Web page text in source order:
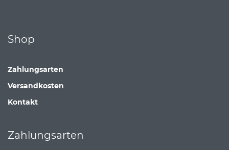
Shop
Zahlungsarten
Versandkosten
Kontakt
Zahlungsarten